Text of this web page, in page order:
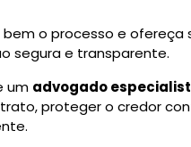
o processo e
segura e transparente.
um advogado
proteger o credor